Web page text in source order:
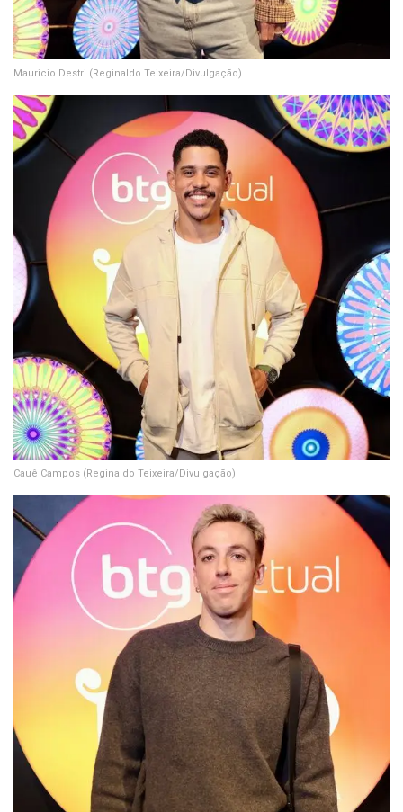
Mauricio Destri (Reginaldo Teixeira/Divulgação)
Cauê Campos (Reginaldo Teixeira/Divulgação)